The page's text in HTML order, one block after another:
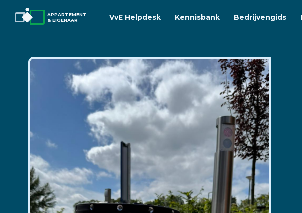
APPARTEMENT
& EIGENAAR
VvE Helpdesk Kennisbank Bedrijvengids